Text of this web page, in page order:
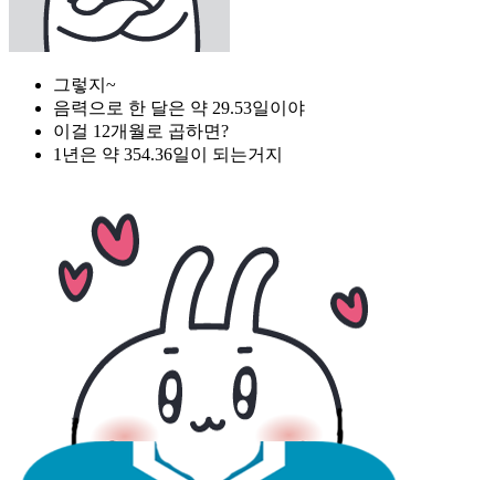
그렇지~
음력으로 한 달은 약 29.53일이야
이걸 12개월로 곱하면?
1년은 약 354.36일이 되는거지